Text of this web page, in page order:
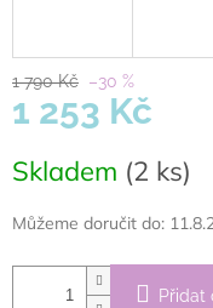
1 790 Kč –30 %
1 253 Kč
cena:
Skladem (2 ks)
Můžeme doručit do:
Přidat